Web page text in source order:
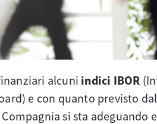
alcuni indici IBOR
e con quanto previsto
si sta adeguando